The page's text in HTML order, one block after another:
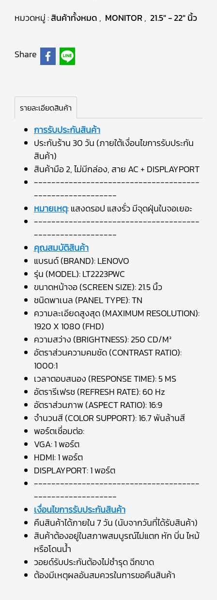
หมวดหมู่ :สินค้าทั้งหมด , MONITOR, 21.5" - 22" นิ้ว
Share
รายละเอียดสินค้า
การรับประกันสินค้า
ประกันร้าน 30 วัน (ภายใต้เงื่อนไขการรับประกัน
สินค้า)
สินค้ามือ 2, ไม่มีกล่อง, สาย AC + DISPLAYPORT
--------------------------------------
-------------------
หมายเหตุ: แสงดรอป แสงรั่ว มีจุดฝุ่นในจอเยอะ
--------------------------------------
-------------------
คุณสมบัติสินค้า
แบรนด์ (BRAND): LENOVO
รุ่น (MODEL): LT2223PWC
ขนาดหน้าจอ (SCREEN SIZE): 21.5 นิ้ว
ชนิดพาเนล (PANEL TYPE): TN
ความละเอียดสูงสุด (MAXIMUM RESOLUTION):
1920 X 1080 (FHD)
ความสว่าง (BRIGHTNESS): 250 CD/M²
อัตราส่วนความคมชัด (CONTRAST RATIO):
1000:1
เวลาตอบสนอง (RESPONSE TIME): 5 MS
อัตรารีเฟรช (REFRESH RATE): 60 Hz
อัตราส่วนภาพ (ASPECT RATIO): 16:9
จำนวนสี (COLOR SUPPORT): 16.7 พันล้านสี
พอร์ตเชื่อมต่อ:
VGA: 1 พอร์ต
HDMI: 1 พอร์ต
DISPLAYPORT: 1 พอร์ต
--------------------------------------
-------------------
เงื่อนไขการรับประกันสินค้า
คืนสินค้าได้ภายใน 7 วัน (นับจากวันที่ได้รับสินค้า)
สินค้าต้องอยู่ในสภาพสมบูรณ์ไม่แตก หัก บิ่น ไหม้
หรือโดนน้ำ
วอยด์รับประกันต้องไม่ชำรุด ฉีกขาด
ต้องมีเหตุผลอันสมควรในการขอคืนสินค้า